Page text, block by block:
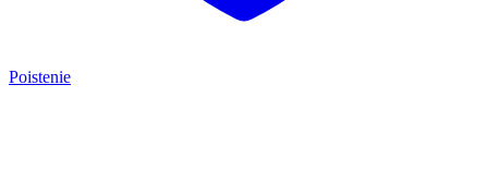
Poistenie